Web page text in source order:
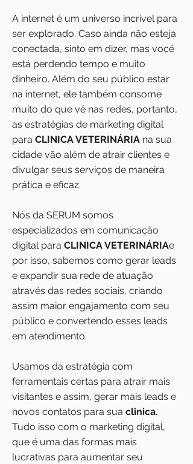
A internet é um universo incrível para
ser explorado. Caso ainda não esteja
conectada, sinto em dizer, mas você
está perdendo tempo e muito
dinheiro. Além do seu público estar
na internet, ele também consome
muito do que vê nas redes, portanto,
as estratégias de marketing digital
para CLINICA VETERINÁRIA na sua
cidade vão além de atrair clientes e
divulgar seus serviços de maneira
prática e eficaz.
Nós da SERUM somos
especializados em comunicação
digital para CLINICA VETERINÁRIAe
por isso, sabemos como gerar leads
e expandir sua rede de atuação
através das redes sociais, criando
assim maior engajamento com seu
público e convertendo esses leads
em atendimento.
Usamos da estratégia com
ferramentais certas para atrair mais
visitantes e assim, gerar mais leads e
novos contatos para sua clinica.
Tudo isso com o marketing digital,
que é uma das formas mais
lucrativas para aumentar seu